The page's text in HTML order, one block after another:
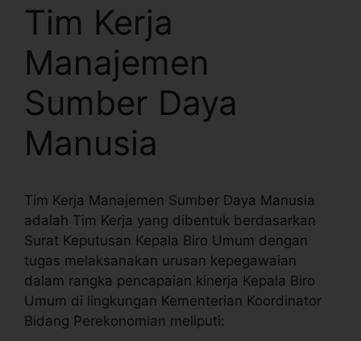
Tim Kerja
Manajemen
Sumber Daya
Manusia
Tim Kerja Manajemen Sumber Daya Manusia
adalah Tim Kerja yang dibentuk berdasarkan
Surat Keputusan Kepala Biro Umum dengan
tugas melaksanakan urusan kepegawaian
dalam rangka pencapaian kinerja Kepala Biro
Umum di lingkungan Kementerian Koordinator
Bidang Perekonomian meliputi: